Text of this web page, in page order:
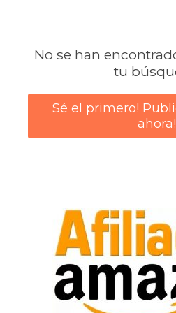
No se han
tu
Sé el primero!
ahora!